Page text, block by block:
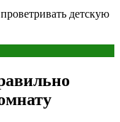
детскую